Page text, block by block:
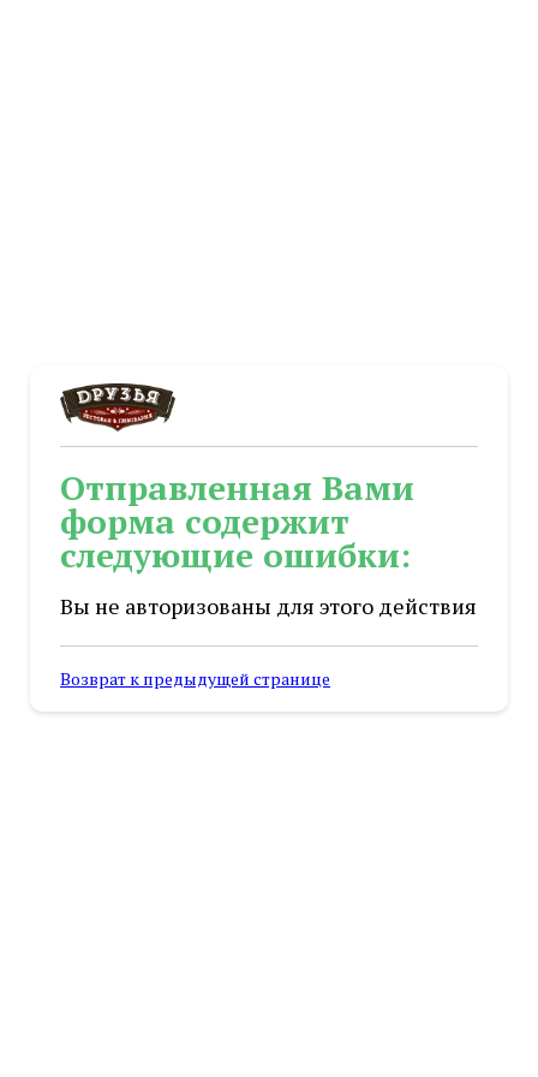
Отправленная Вами
форма содержит
следующие ошибки:
Вы не авторизованы для этого действия
Возврат к предыдущей странице